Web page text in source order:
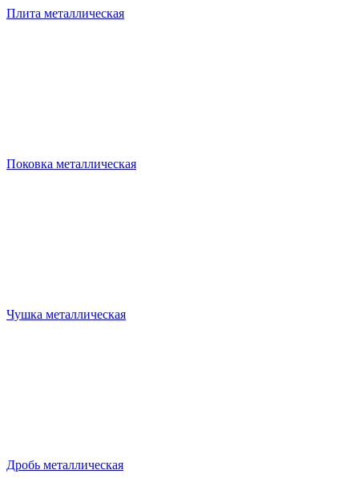
Плита металлическая
Поковка металлическая
Чушка металлическая
Дробь металлическая